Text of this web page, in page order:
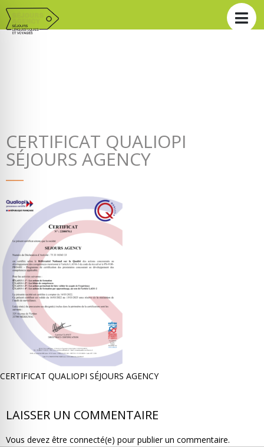
CERTIFICAT QUALIOPI
SÉJOURS AGENCY
CERTIFICAT QUALIOPI SÉJOURS AGENCY
LAISSER UN COMMENTAIRE
Vous devez être connecté(e) pour publier un commentaire.
partir ? Devis & contact